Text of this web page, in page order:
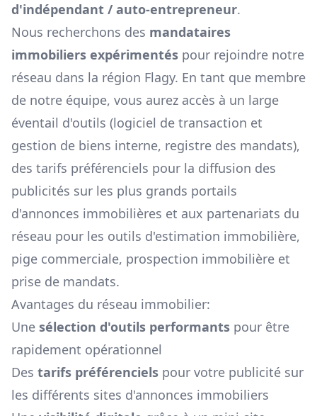
d'indépendant / auto-entrepreneur.
Nous recherchons des mandataires
immobiliers expérimentés pour rejoindre notre
réseau dans la région Flagy. En tant que membre
de notre équipe, vous aurez accès à un large
éventail d'outils (logiciel de transaction et
gestion de biens interne, registre des mandats),
des tarifs préférenciels pour la diffusion des
publicités sur les plus grands portails
d'annonces immobilières et aux partenariats du
réseau pour les outils d'estimation immobilière,
pige commerciale, prospection immobilière et
prise de mandats.
Avantages du réseau immobilier:
Une sélection d'outils performants pour être
rapidement opérationnel
Des tarifs préférenciels pour votre publicité sur
les différents sites d'annonces immobiliers